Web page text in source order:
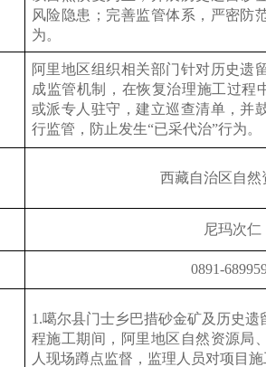
风险隐患；完善监管体系，严密防
为。
阿里地区组织相关部门针对历史遗
成监管机制，在恢复治理施工过程
或派专人驻守，建立巡查清单，并
行监管，防止发生“已采代治”行为。
西藏自治区自然
尼玛次仁
0891-
1.噶尔县门士乡巴措砂金矿及历史遗
程施工期间，阿里地区自然资源局
人现场蹲点监督，监理人员对项目施